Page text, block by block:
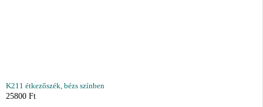
K211 étkezőszék, bézs színben
25800 Ft